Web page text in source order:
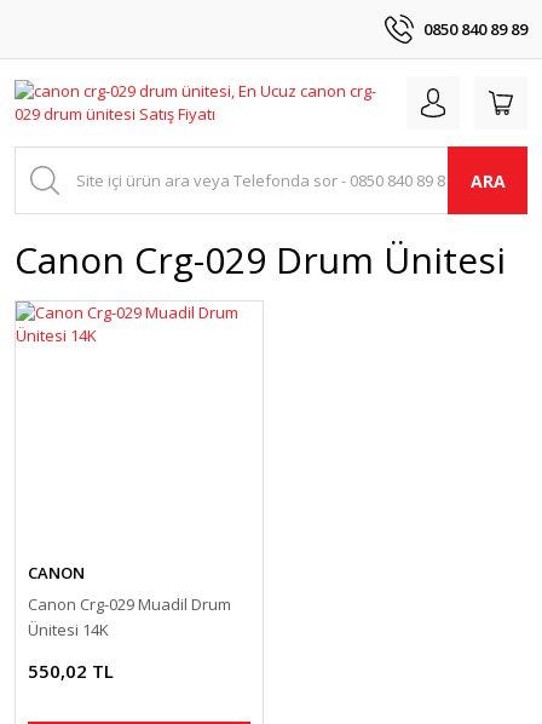
0850 840 89 89
ARA
Canon Crg-029 Drum Ünitesi
CANON
Canon Crg-029 Muadil Drum
Ünitesi 14K
550,02 TL